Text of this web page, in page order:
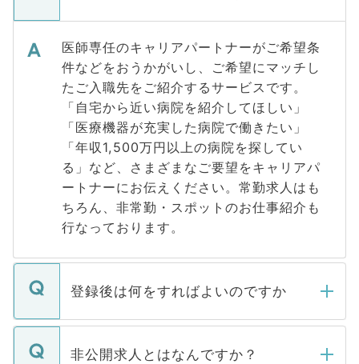
医師専任のキャリアパートナーがご希望条
件などをおうかがいし、ご希望にマッチし
たご入職先をご紹介するサービスです。
「自宅から近い病院を紹介してほしい」
「医療機器が充実した病院で働きたい」
「年収1,500万円以上の病院を探してい
る」など、さまざまなご要望をキャリアパ
ートナーにお伝えください。常勤求人はも
ちろん、非常勤・スポットのお仕事紹介も
行なっております。
登録後は何をすればよいのですか
ご登録いただきましたら、弊社担当者がご
登録内容を確認し、その後メールもしくは
非公開求人とはなんですか？